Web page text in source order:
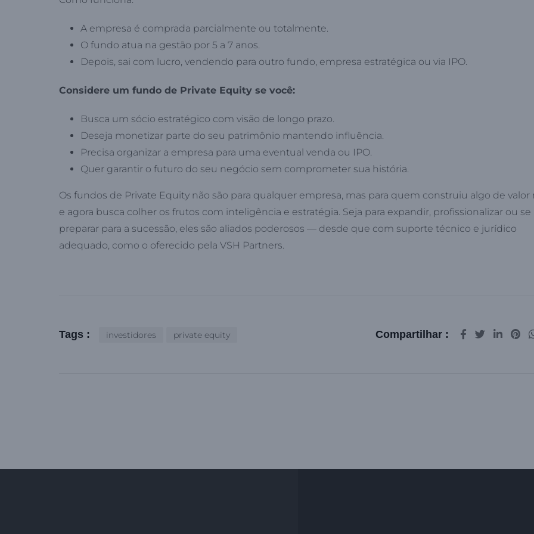
A empresa é comprada parcialmente ou totalmente.
O fundo atua na gestão por 5 a 7 anos.
Depois, sai com lucro, vendendo para outro fundo, empresa estratégica ou via IPO.
Considere um fundo de Private Equity se você:
Busca um sócio estratégico com visão de longo prazo.
Deseja monetizar parte do seu patrimônio mantendo influência.
Precisa organizar a empresa para uma eventual venda ou IPO.
Quer garantir o futuro do seu negócio sem comprometer sua história.
Os fundos de Private Equity não são para qualquer empresa, mas para quem construiu algo de valor
e agora busca colher os frutos com inteligência e estratégia. Seja para expandir, profissionalizar ou se
preparar para a sucessão, eles são aliados poderosos — desde que com suporte técnico e jurídico
adequado, como o oferecido pela VSH Partners.
Tags : investidores private equity Compartilhar :